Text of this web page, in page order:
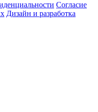
Согласие
Дизайн и разработка